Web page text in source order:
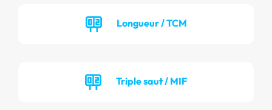
Longueur / TCM
Triple saut / MIF